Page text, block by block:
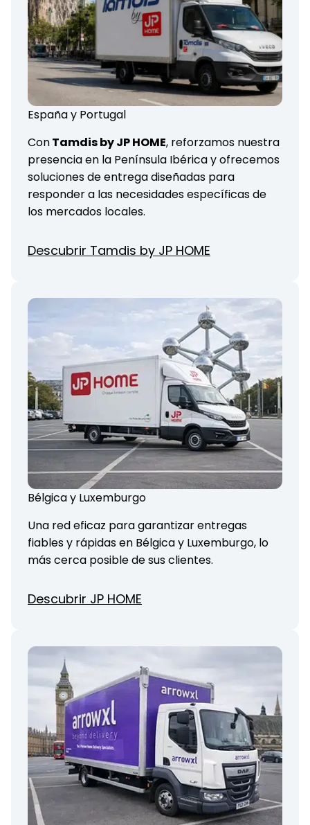
España y Portugal
ConTamdis by JP HOME, reforzamos nuestra
presencia en la Península Ibérica y ofrecemos
soluciones de entrega diseñadas para
responder a las necesidades específicas de
los mercados locales.
Descubrir Tamdis by JP HOME
Bélgica y Luxemburgo
Una red eficaz para garantizar entregas
fiables y rápidas en Bélgica y Luxemburgo, lo
más cerca posible de sus clientes.
Descubrir JP HOME